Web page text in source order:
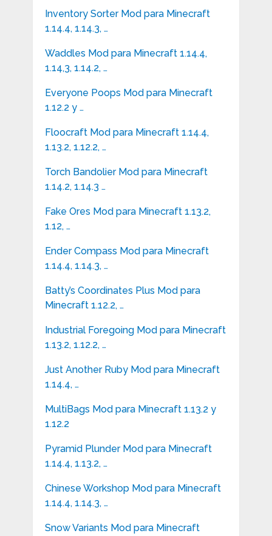
Inventory Sorter Mod para Minecraft
1.14.4, 1.14.3, …
Waddles Mod para Minecraft 1.14.4,
1.14,3, 1.14.2, …
Everyone Poops Mod para Minecraft
1.12.2 y …
Floocraft Mod para Minecraft 1.14.4,
1.13.2, 1.12.2, …
Torch Bandolier Mod para Minecraft
1.14.2, 1.14.3 …
Fake Ores Mod para Minecraft 1.13.2,
1.12, …
Ender Compass Mod para Minecraft
1.14.4, 1.14.3, …
Batty’s Coordinates Plus Mod para
Minecraft 1.12.2, …
Industrial Foregoing Mod para Minecraft
1.13.2, 1.12.2, …
Just Another Ruby Mod para Minecraft
1.14.4, …
MultiBags Mod para Minecraft 1.13.2 y
1.12.2
Pyramid Plunder Mod para Minecraft
1.14.4, 1.13.2, …
Chinese Workshop Mod para Minecraft
1.14.4, 1.14.3, …
Snow Variants Mod para Minecraft